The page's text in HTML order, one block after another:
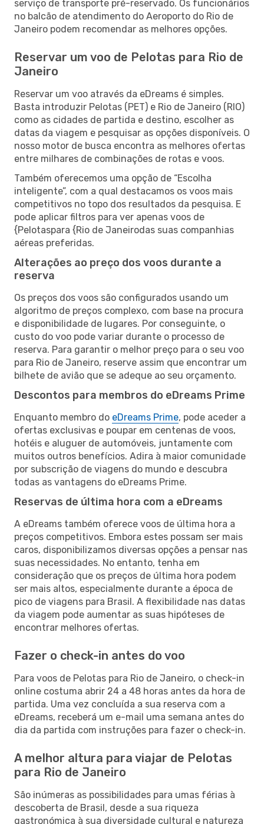
serviço de transporte pré-reservado. Os funcionários
no balcão de atendimento do Aeroporto do Rio de
Janeiro podem recomendar as melhores opções.
Reservar um voo de Pelotas para Rio de
Janeiro
Reservar um voo através da eDreams é simples.
Basta introduzir Pelotas (PET) e Rio de Janeiro (RIO)
como as cidades de partida e destino, escolher as
datas da viagem e pesquisar as opções disponíveis. O
nosso motor de busca encontra as melhores ofertas
entre milhares de combinações de rotas e voos.
Também oferecemos uma opção de “Escolha
inteligente”, com a qual destacamos os voos mais
competitivos no topo dos resultados da pesquisa. E
pode aplicar filtros para ver apenas voos de
{Pelotaspara {Rio de Janeirodas suas companhias
aéreas preferidas.
Alterações ao preço dos voos durante a
reserva
Os preços dos voos são configurados usando um
algoritmo de preços complexo, com base na procura
e disponibilidade de lugares. Por conseguinte, o
custo do voo pode variar durante o processo de
reserva. Para garantir o melhor preço para o seu voo
para Rio de Janeiro, reserve assim que encontrar um
bilhete de avião que se adeque ao seu orçamento.
Descontos para membros do eDreams Prime
Enquanto membro do eDreams Prime, pode aceder a
ofertas exclusivas e poupar em centenas de voos,
hotéis e aluguer de automóveis, juntamente com
muitos outros benefícios. Adira à maior comunidade
por subscrição de viagens do mundo e descubra
todas as vantagens do eDreams Prime.
Reservas de última hora com a eDreams
A eDreams também oferece voos de última hora a
preços competitivos. Embora estes possam ser mais
caros, disponibilizamos diversas opções a pensar nas
suas necessidades. No entanto, tenha em
consideração que os preços de última hora podem
ser mais altos, especialmente durante a época de
pico de viagens para Brasil. A flexibilidade nas datas
da viagem pode aumentar as suas hipóteses de
encontrar melhores ofertas.
Fazer o check-in antes do voo
Para voos de Pelotas para Rio de Janeiro, o check-in
online costuma abrir 24 a 48 horas antes da hora de
partida. Uma vez concluída a sua reserva com a
eDreams, receberá um e-mail uma semana antes do
dia da partida com instruções para fazer o check-in.
A melhor altura para viajar de Pelotas
para Rio de Janeiro
São inúmeras as possibilidades para umas férias à
descoberta de Brasil, desde a sua riqueza
gastronómica à sua diversidade cultural e natureza